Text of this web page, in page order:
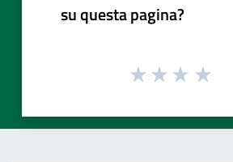
su questa pagina?